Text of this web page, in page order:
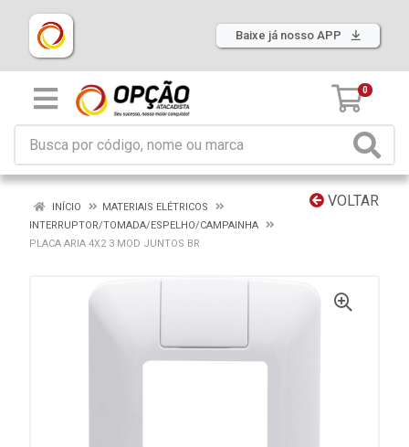
Baixe já nosso APP
0
VOLTAR
INÍCIO
MATERIAIS ELÉTRICOS
INTERRUPTOR/TOMADA/ESPELHO/CAMPAINHA
PLACA ARIA 4X2 3 MOD JUNTOS BR